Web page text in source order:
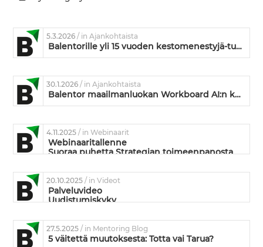
5.3.2026/ in Ajankohtaista
Balentorille yli 15 vuoden kestomenestyjä-tunnustus
30.1.2026/ in Ajankohtaista
Balentor maailmanluokan Workboard AI:n kumppaniksi
4.11.2025/ in Webinaarit
Webinaaritallenne
Suoraa puhetta Strategian toimeenpanosta
20.10.2025/ in Videot
Palveluvideo
Uudistumiskyky
27.5.2025/ in Mentoring Blog
5 väitettä muutoksesta: Totta vai Tarua?